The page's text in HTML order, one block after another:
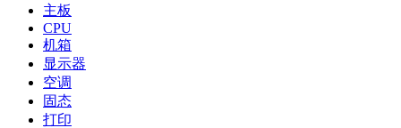
主板
CPU
机箱
显示器
空调
固态
打印